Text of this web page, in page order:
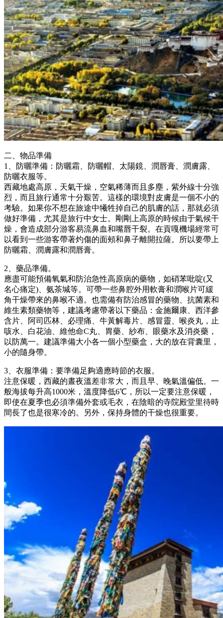
二、物品準備
1、防曬準備：防曬霜、防曬帽、太陽鏡、潤唇膏、潤膚露、
防曬衣服等。
西藏地處高原，天氣干燥，空氣稀薄而且多塵，紫外線十分強
烈，而且旅行通常十分艱苦。這樣的環境對皮膚是一個不小的
考驗。如果你不想在旅途中犧牲掉自己的肌膚的話，那就必須
做好準備，尤其是旅行中女士。剛剛上高原的時候由于氣候干
燥，會造成部分游客易流鼻血和嘴唇干裂。在貢嘎機場經常可
以看到一些游客帶著灼傷的面頰和鼻子離開拉薩。所以要帶上
防曬霜、潤膚露和潤唇膏。
2、藥品準備。
應盡可能預備氧氣和防治急性高原病的藥物，如硝苯吡啶(又
名心痛定)、氨茶堿等。可帶一些鼻腔外用軟膏和潤喉片可緩
角干燥帶來的鼻喉不適。也需備有防治感冒的藥物、抗菌素和
維生素類藥物等，建議考慮帶著以下藥品：金施爾康、西洋參
含片、阿司匹林、必理痛、牛黃解毒片、感冒靈、喉炎丸，止
咳水、白花油、維他命C丸、胃藥、紗布、眼藥水及消炎藥，
以防萬一。建議準備大小各一個小型藥盒，大的放在背囊里，
小的隨身帶。
3、衣服準備：要準備足夠適應時節的衣服。
注意保暖，西藏的晝夜溫差非常大，而且早、晚氣溫偏低。一
般海拔每升高1000米，溫度降低6℃，所以一定要注意保暖，
即使在夏季也必須準備外套或毛衣，在陰暗的寺院殿堂里待時
間長了也是很寒冷的。另外，保持身體的干燥也很重要。